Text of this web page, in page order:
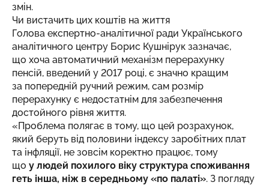
змін.
Чи вистачить цих коштів на життя
Голова експертно-аналітичної ради Українського
аналітичного центру Борис Кушнірук зазначає,
що хоча автоматичний механізм перерахунку
пенсій, введений у 2017 році, є значно кращим
за попередній ручний режим, сам розмір
перерахунку є недостатнім для забезпечення
достойного рівня життя.
«Проблема полягає в тому, що цей розрахунок,
який беруть від половини індексу заробітних плат
та інфляції, не зовсім коректно працює, тому
що у людей похилого віку структура споживання
геть інша, ніж в середньому «по палаті». З погляду